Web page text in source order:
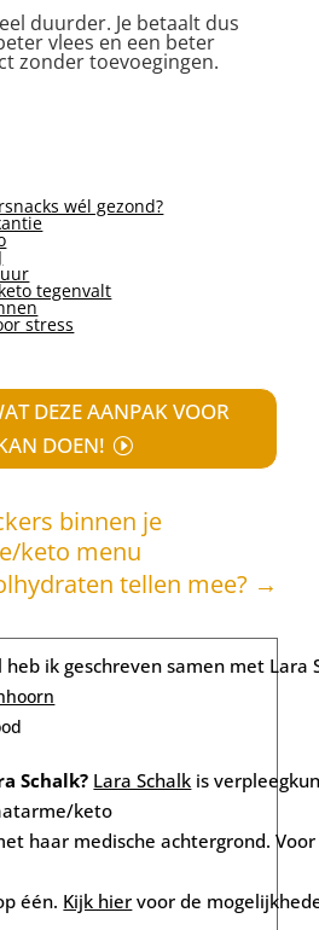
duurder. Je betaalt dus
vlees en een beter
zonder toevoegingen.
wél gezond?
tegenvalt
stress
DEZE AANPAK VOOR
DOEN!
binnen je
keto menu
tellen mee? →
ik geschreven samen met Lara
Schalk? Lara Schalk is
keto
haar medische achtergrond.
één. Kijk hier voor de